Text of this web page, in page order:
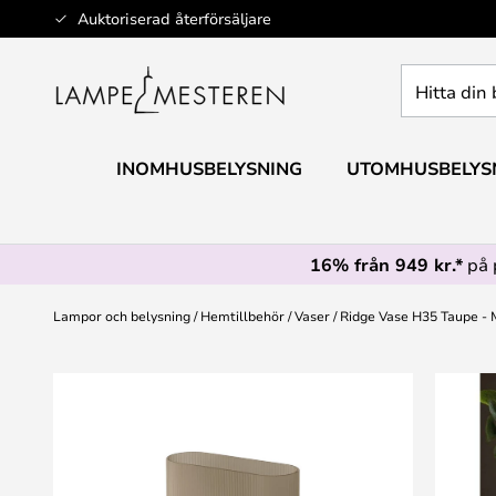
Auktoriserad återförsäljare
Hoppa
till
din
INOMHUSBELYSNING
16% från 949 kr.* på
Lampor och belysning Hemtillbehör Vaser Ridge Vase H35 Taupe -